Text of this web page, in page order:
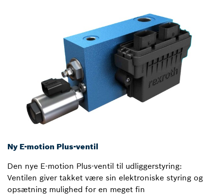
Ny E-motion Plus-ventil
Den nye E-motion Plus-ventil til udliggerstyring:
Ventilen giver takket være sin elektroniske styring og
opsætning mulighed for en meget fin